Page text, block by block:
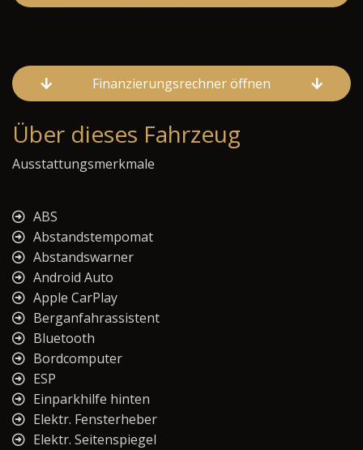
Finanzierungsrechner öffnen
Über dieses Fahrzeug
Ausstattungsmerkmale
ABS
Abstandstempomat
Abstandswarner
Android Auto
Apple CarPlay
Berganfahrassistent
Bluetooth
Bordcomputer
ESP
Einparkhilfe hinten
Elektr. Fensterheber
Elektr. Seitenspiegel